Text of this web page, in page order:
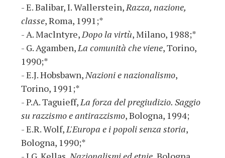
- E. Balibar, I. Wallerstein,Razza, nazione,
classe, Roma, 1991;*
- A. Maclntyre,Dopo la virtù, Milano, 1988;*
- G. Agamben,La comunità che viene, Torino,
1990;*
- E.J. Hobsbawn,Nazioni e nazionalismo,
Torino, 1991;*
- P.A. Taguieff,La forza del pregiudizio. Saggio
su razzismo e antirazzismo, Bologna, 1994;
- E.R. Wolf,L'Europa e i popoli senza storia,
Bologna, 1990;*